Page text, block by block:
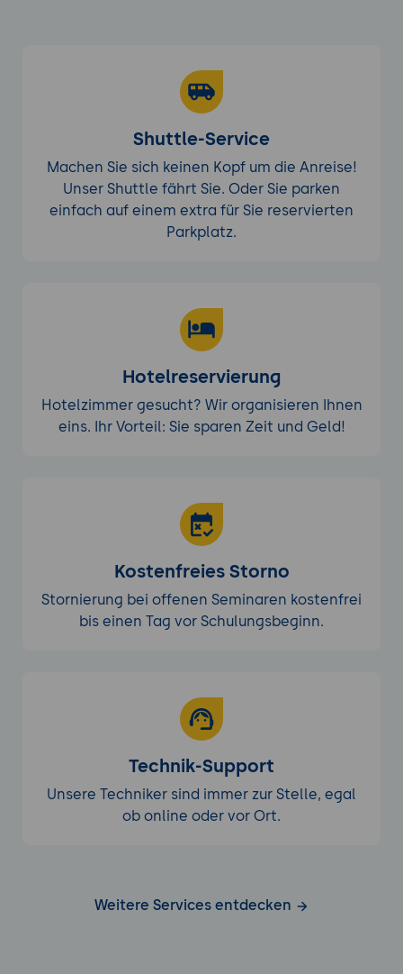
Shuttle-Service
Machen Sie sich keinen Kopf um die Anreise!
Unser Shuttle fährt Sie. Oder Sie parken
einfach auf einem extra für Sie reservierten
Parkplatz.
Hotelreservierung
Hotelzimmer gesucht? Wir organisieren Ihnen
eins. Ihr Vorteil: Sie sparen Zeit und Geld!
Kostenfreies Storno
Stornierung bei offenen Seminaren kostenfrei
bis einen Tag vor Schulungsbeginn.
Technik-Support
Unsere Techniker sind immer zur Stelle, egal
ob online oder vor Ort.
Weitere Services entdecken